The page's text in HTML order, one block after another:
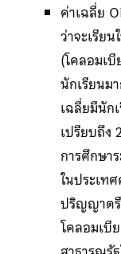
ค่าเฉลี่ย
ว่าจะเรีย
(โคลอมเ
นักเรียนม
เฉลี่ยมีนัก
เปรียบถึง
การศึกษา
ในประเท
ปริญญาตรี
โคลอมเบี